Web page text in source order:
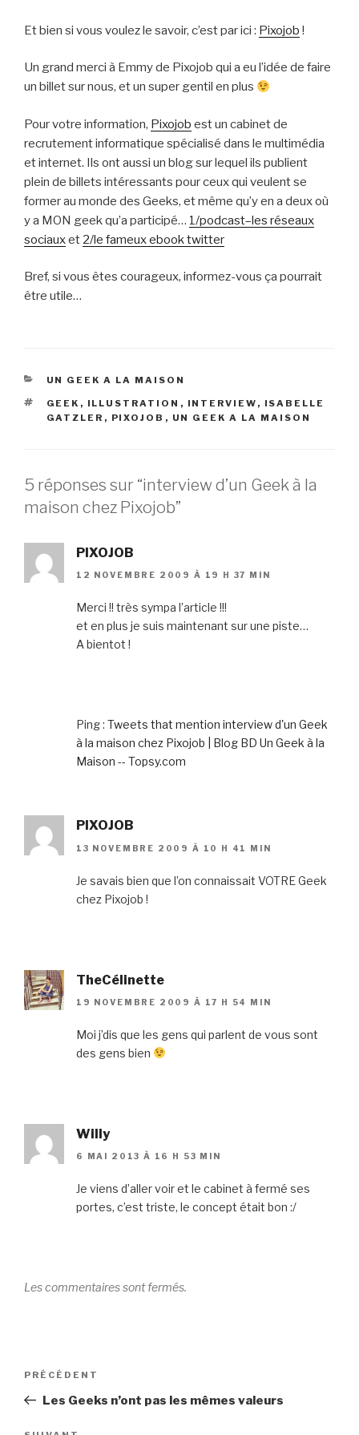
Et bien si vous voulez le savoir, c’est par ici : Pixojob !
Un grand merci à Emmy de Pixojob qui a eu l’idée de faire
un billet sur nous, et un super gentil en plus
Pour votre information, Pixojob est un cabinet de
recrutement informatique spécialisé dans le multimédia
et internet. Ils ont aussi un blog sur lequel ils publient
plein de billets intéressants pour ceux qui veulent se
former au monde des Geeks, et même qu’y en a deux où
y a MON geek qu’a participé… 1/podcast–les réseaux
sociauxet 2/le fameux ebook twitter
Bref, si vous êtes courageux, informez-vous ça pourrait
être utile…
CATÉGORIES
UN GEEK A LA MAISON
ÉTIQUETTES
GEEK , ILLUSTRATION , INTERVIEW , ISABELLE
GATZLER , PIXOJOB , UN GEEK A LA MAISON
5 réponses sur “interview d’un Geek à la
maison chez Pixojob”
PIXOJOB
12 NOVEMBRE 2009 À 19 H 37 MIN
Merci !! très sympa l’article !!!
et en plus je suis maintenant sur une piste…
A bientot !
Ping : Tweets that mention interview d'un Geek
à la maison chez Pixojob | Blog BD Un Geek à la
Maison -- Topsy.com
PIXOJOB
13 NOVEMBRE 2009 À 10 H 41 MIN
Je savais bien que l’on connaissait VOTRE Geek
chez Pixojob !
TheCélinette
19 NOVEMBRE 2009 À 17 H 54 MIN
Moi j’dis que les gens qui parlent de vous sont
des gens bien
Willy
6 MAI 2013 À 16 H 53 MIN
Je viens d’aller voir et le cabinet à fermé ses
portes, c’est triste, le concept était bon :/
Les commentaires sont fermés.
Navigation
l’article
Article
précédent
PRÉCÉDENT
Les Geeks n’ont pas les mêmes valeurs